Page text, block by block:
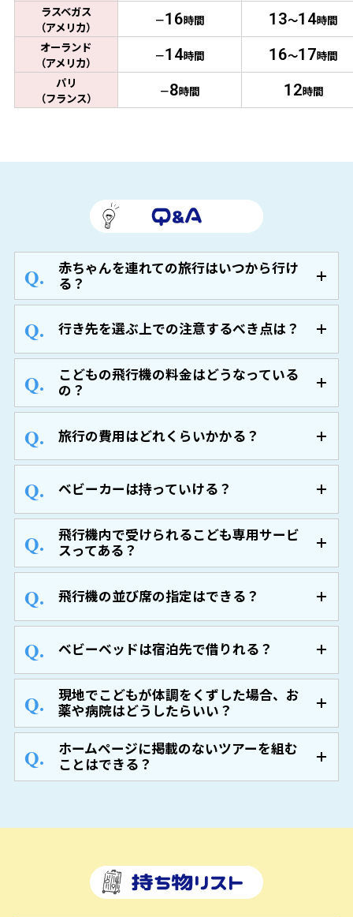
ラスベガス
（アメリカ）
－1 6時間 1 3～1 4時間
オーランド
（アメリカ）
－1 4時間 1 6～1 7時間
パリ
（フランス）
－8時間 1 2時間
赤ちゃんを連れての旅行はいつから行け
る？
行き先を選ぶ上での注意するべき点は？
こどもの飛行機の料金はどうなっている
の？
旅行の費用はどれくらいかかる？
ベビーカーは持っていける？
飛行機内で受けられるこども専用サービ
スってある？
飛行機の並び席の指定はできる？
ベビーベッドは宿泊先で借りれる？
現地でこどもが体調をくずした場合、お
薬や病院はどうしたらいい？
ホームページに掲載のないツアーを組む
ことはできる？